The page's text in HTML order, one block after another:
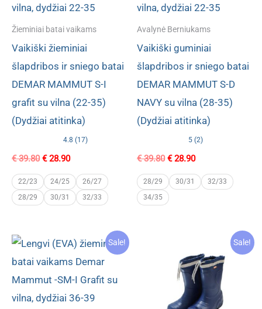
Žieminiai batai vaikams
Vaikiški žieminiai
šlapdribos ir sniego batai
DEMAR MAMMUT S-I
grafit su vilna (22-35)
(Dydžiai atitinka)
4.8 (17)
€39.80 Original
was:
€ 39.80.
€28.90Current
is:
€ 28.90.
22/23 24/25
26/27
28/29
30/31 32/33
Avalynė Berniukams
Vaikiški guminiai
šlapdribos ir sniego batai
DEMAR MAMMUT S-D
NAVY su vilna (28-35)
(Dydžiai atitinka)
5 (2)
€39.80 Original
was:
€ 39.80.
€28.90Current
is:
€ 28.90.
28/29 30/31
32/33
34/35
Sale! Sale!